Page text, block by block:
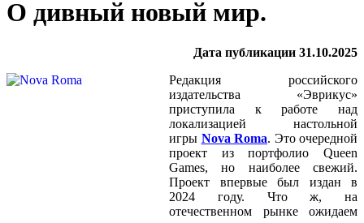
О дивный новый мир.
Дата публикации 31.10.2025
Редакция российского
издательства «Эврикус»
приступила к работе над
локализацией настольной
игры Nova Roma. Это очередной
проект из портфолио Queen
Games, но наиболее свежий.
Проект впервые был издан в
2024 году. Что ж, на
отечественном рынке ожидаем